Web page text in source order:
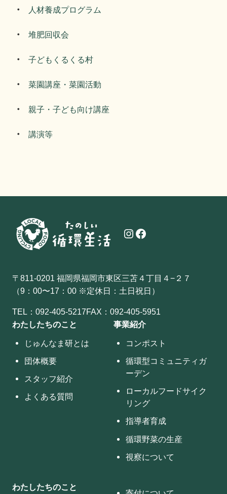
人材養成プログラム
堆肥回収会
子どもくるくる村
菜園講座・菜園活動
親子・子ども向け講座
講演等
Instagram Facebook
〒811-0201 福岡県福岡市東区三苫４丁目４−２７
（9：00〜17：00 ※定休日：土日祝日）
TEL：092-405-5217FAX：092-405-5951
わたしたちのこと
じゅんなま研とは
団体概要
スタッフ紹介
よくある質問
事業紹介
コンポスト
循環型コミュニティガ
ーデン
ローカルフードサイク
リング
指導者育成
循環野菜の生産
視察について
わたしたちのこと